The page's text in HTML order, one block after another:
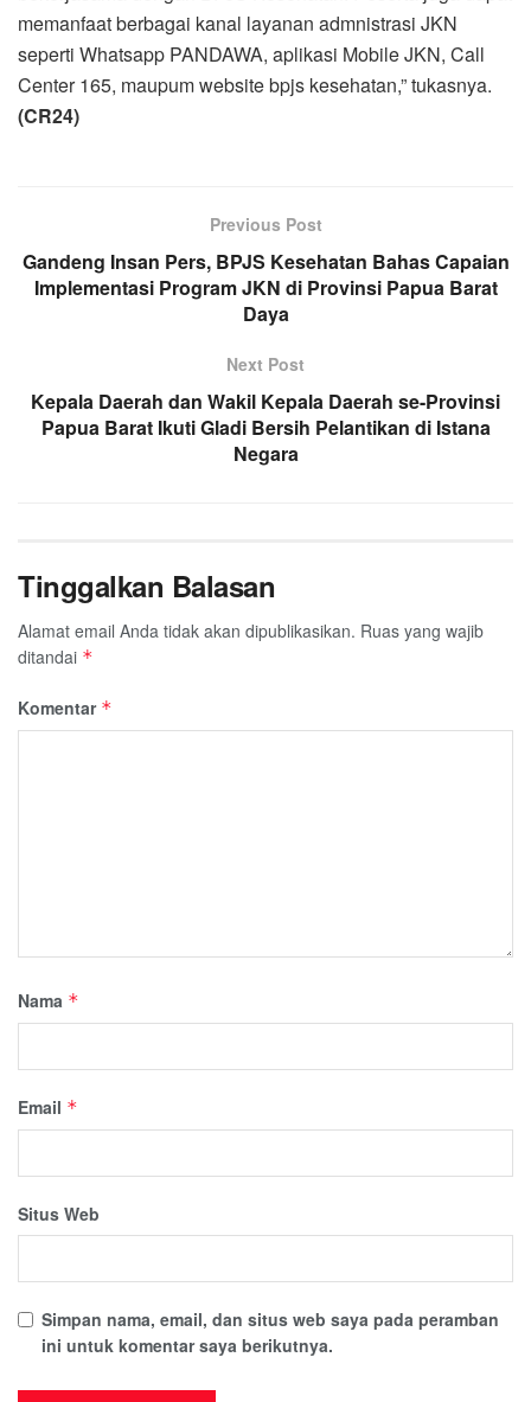
memanfaat berbagai kanal layanan admnistrasi JKN
seperti Whatsapp PANDAWA, aplikasi Mobile JKN, Call
Center 165, maupum website bpjs kesehatan,” tukasnya.
(CR24)
Previous Post
Gandeng Insan Pers, BPJS Kesehatan Bahas Capaian
Implementasi Program JKN di Provinsi Papua Barat
Daya
Next Post
Kepala Daerah dan Wakil Kepala Daerah se-Provinsi
Papua Barat Ikuti Gladi Bersih Pelantikan di Istana
Negara
Tinggalkan Balasan
Alamat email Anda tidak akan dipublikasikan. Ruas yang wajib
ditandai *
Komentar *
Nama *
Email *
Situs Web
Simpan nama, email, dan situs web saya pada peramban
ini untuk komentar saya berikutnya.